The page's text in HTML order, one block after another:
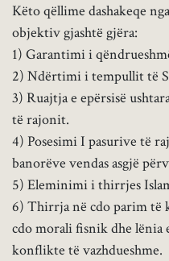
Këto qëllime dashakeqe
objektiv gjashtë gjëra:
1) Garantimi i
2) Ndërtimi i tempullit të
3) Ruajtja e epërsisë
të rajonit.
4) Posesimi I pasurive të
banorëve vendas asgjë
5) Eleminimi i thirrjes
6) Thirrja në cdo parim të
cdo morali fisnik dhe lënia
konflikte të vazhdueshme.